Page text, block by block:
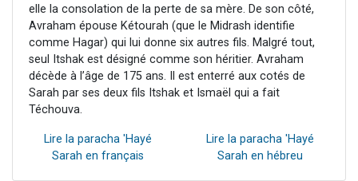
elle la consolation de la perte de sa mère. De son côté,
Avraham épouse Kétourah (que le Midrash identifie
comme Hagar) qui lui donne six autres fils. Malgré tout,
seul Itshak est désigné comme son héritier. Avraham
décède à l’âge de 175 ans. Il est enterré aux cotés de
Sarah par ses deux fils Itshak et Ismaël qui a fait
Téchouva.
Lire la paracha 'Hayé
Sarah en français
Lire la paracha 'Hayé
Sarah en hébreu